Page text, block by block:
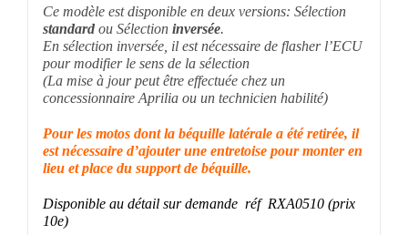
Ce modèle est disponible en deux versions: Sélection
standardou Sélection inversée.
En sélection inversée, il est nécessaire de flasher l’ECU
pour modifier le sens de la sélection
(La mise à jour peut être effectuée chez un
concessionnaire Aprilia ou un technicien habilité)
Pour les motos dont la béquille latérale a été retirée, il
est nécessaire d’ajouter une entretoise pour monter en
lieu et place du support de béquille.
Disponible au détail sur demande réf RXA0510 (prix
10e)